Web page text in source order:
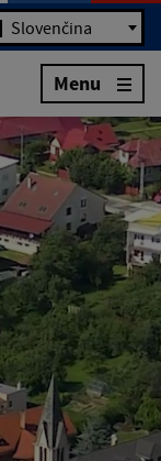
Slovenčina
Menu